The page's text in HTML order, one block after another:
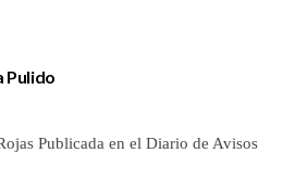
Pulido
Publicada en el Diario de Avisos